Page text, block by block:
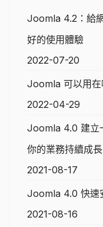
Joomla 4.2：給
好的使用體驗
2022-07-20
Joomla 可以用在
2022-04-29
Joomla 4.0 建立
你的業務持續成長
2021-08-17
Joomla 4.0 快速
2021-08-16